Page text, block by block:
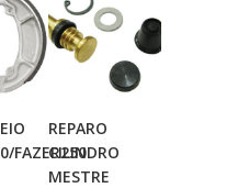
FAZER250Adicionar
Ao Carrinho
REPARO
CILINDRO
MESTRE